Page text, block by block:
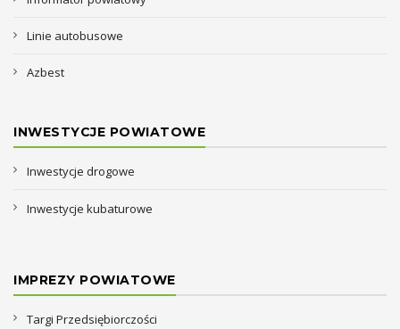
Linie autobusowe
Azbest
INWESTYCJE POWIATOWE
Inwestycje drogowe
Inwestycje kubaturowe
IMPREZY POWIATOWE
Targi Przedsiębiorczości